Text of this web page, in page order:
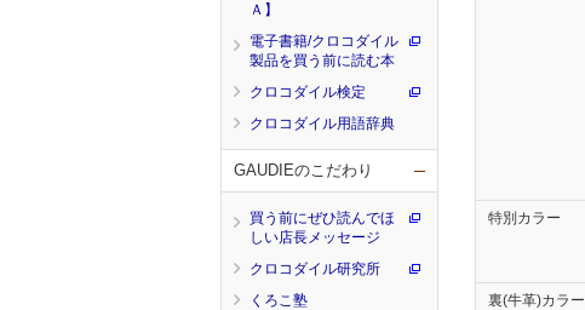
特別カラー
裏(牛革)カラー
Ａ】
電子書籍/クロコダイル
製品を買う前に読む本
クロコダイル検定
クロコダイル用語辞典
GAUDIEのこだわり
買う前にぜひ読んでほ
しい店長メッセージ
クロコダイル研究所
くろこ塾